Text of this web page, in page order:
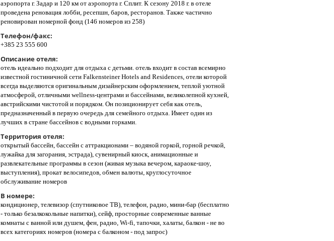
аэропорта г. Задар и 120 км от аэропорта г. Сплит. К сезону 2018 г. в отеле
проведена реновация лобби, ресепшн, баров, ресторанов. Также частично
реновирован номерной фонд (146 номеров из 258)
Телефон/факс:
+385 23 555 600
Описание отеля:
отель идеально подходит для отдыха с детьми. отель входит в состав всемирно
известной гостиничной сети Falkensteiner Hotels and Residences, отели которой
всегда выделяются оригинальным дизайнерским оформлением, теплой уютной
атмосферой, отличными wellness-центрами и бассейнами, великолепной кухней,
австрийскими чистотой и порядком. Он позиционирует себя как отель,
предназначенный в первую очередь для семейного отдыха. Имеет один из
лучших в стране бассейнов с водными горками.
Территория отеля:
открытый бассейн, бассейн с аттракционами – водяной горкой, горной речкой,
лужайка для загорания, эстрада), сувенирный киоск, анимационные и
развлекательные программы в сезон (живая музыка вечером, караоке-шоу,
выступления), прокат велосипедов, обмен валюты, круглосуточное
обслуживание номеров
В номере:
кондиционер, телевизор (спутниковое ТВ), телефон, радио, мини-бар (бесплатно
- только безалкокольные напитки), сейф, просторные современные ванные
комнаты с ванной или душем, фен, радио, Wi-fi, тапочки, халаты, балкон - не во
всех категориях номеров (номера с балконом - под запрос)